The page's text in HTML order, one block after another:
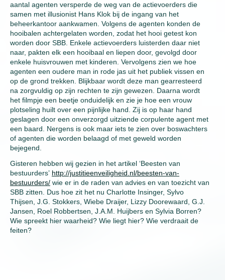
aantal agenten versperde de weg van de actievoerders die
samen met illusionist Hans Klok bij de ingang van het
beheerkantoor aankwamen. Volgens de agenten konden de
hooibalen achtergelaten worden, zodat het hooi getest kon
worden door SBB. Enkele actievoerders luisterden daar niet
naar, pakten elk een hooibaal en liepen door, gevolgd door
enkele huisvrouwen met kinderen. Vervolgens zien we hoe
agenten een oudere man in rode jas uit het publiek vissen en
op de grond trekken. Blijkbaar wordt deze man gearresteerd
na zorgvuldig op zijn rechten te zijn gewezen. Daarna wordt
het filmpje een beetje onduidelijk en zie je hoe een vrouw
plotseling huilt over een pijnlijke hand. Zij is op haar hand
geslagen door een onverzorgd uitziende corpulente agent met
een baard. Nergens is ook maar iets te zien over boswachters
of agenten die worden belaagd of met geweld worden
bejegend.
Gisteren hebben wij gezien in het artikel ‘Beesten van
bestuurders’ http://justitieenveiligheid.nl/beesten-van-
bestuurders/ wie er in de raden van advies en van toezicht van
SBB zitten. Dus hoe zit het nu Charlotte Insinger, Sylvo
Thijsen, J.G. Stokkers, Wiebe Draijer, Lizzy Doorewaard, G.J.
Jansen, Roel Robbertsen, J.A.M. Huijbers en Sylvia Borren?
Wie spreekt hier waarheid? Wie liegt hier? Wie verdraait de
feiten?